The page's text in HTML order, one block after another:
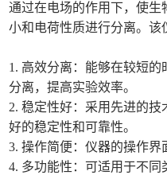
通过在电场的作用下，使生
小和电荷性质进行分离。该
1. 高效分离：能够在较短
分离，提高实验效率。
2. 稳定性好：采用先进的
好的稳定性和可靠性。
3. 操作简便：仪器的操作界
4. 多功能性：可适用于不